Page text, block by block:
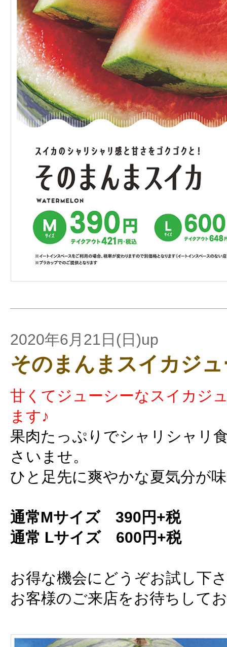
2020年6月21日(日)up
そのまんまスイカジ
甘くてジューシーなスイカジ
ます♪
果肉たっぷりでシャリシャリ
さいませ。
ひと足先に爽やかな夏気分が
通常Mサイズ 390円+税
通常 Lサイズ 600円+税
お得な機会にどうぞお試し下
お客様のご来店をお待ちして